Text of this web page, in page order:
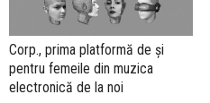
Corp., prima platformă de și
pentru femeile din muzica
electronică de la noi